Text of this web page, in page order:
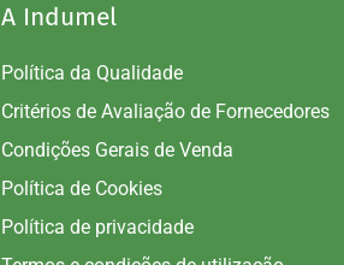
A Indumel
Política da Qualidade
Critérios de Avaliação de Fornecedores
Condições Gerais de Venda
Política de Cookies
Política de privacidade